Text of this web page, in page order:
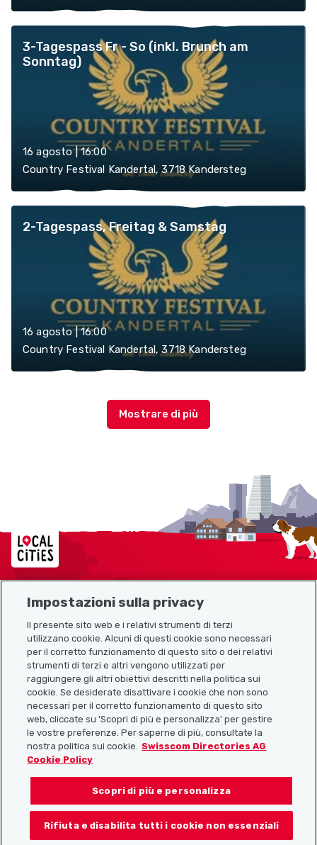
3-Tagespass Fr - So (inkl. Brunch am
Sonntag)
16 agosto | 16:00
Country Festival Kandertal, 3718 Kandersteg
2-Tagespass, Freitag & Samstag
16 agosto | 16:00
Country Festival Kandertal, 3718 Kandersteg
Localcities
Link utili
Scarica l’app Localcities
Seguiteci su:
Impostazioni sulla privacy
Il presente sito web e i relativi strumenti di terzi
utilizzano cookie. Alcuni di questi cookie sono necessari
per il corretto funzionamento di questo sito o dei relativi
strumenti di terzi e altri vengono utilizzati per
raggiungere gli altri obiettivi descritti nella politica sui
cookie. Se desiderate disattivare i cookie che non sono
necessari per il corretto funzionamento di questo sito
web, cliccate su 'Scopri di più e personalizza' per gestire
le vostre preferenze. Per saperne di più, consultate la
nostra politica sui cookie.
Swisscom Directories AG
Cookie Policy
Scopri di più e personalizza
Rifiuta e disabilita tutti i cookie non essenziali